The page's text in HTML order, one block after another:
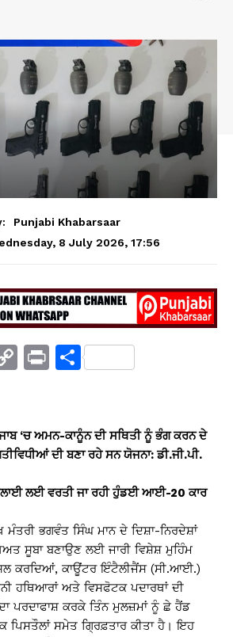
Punjabi Khabarsaar
8 July 2026, 17:56
C
y
Li
n
Pr S
e
‘ਚ ਅਮਨ-ਕਾਨੂੰਨ ਦੀ ਸਥਿਤੀ ਨੂੰ ਭੰਗ ਕਰਨ ਦੇ
ਦੀ ਬਣਾ ਰਹੇ ਸਨ ਯੋਜਨਾ: ਡੀ.ਜੀ.ਪੀ.
ਲਈ ਵਰਤੀ ਜਾ ਰਹੀ ਹੁੰਡਈ ਆਈ-20 ਕਾਰ
ਮੰਤਰੀ ਭਗਵੰਤ ਸਿੰਘ ਮਾਨ ਦੇ ਦਿਸ਼ਾ-ਨਿਰਦੇਸ਼ਾਂ
ਸੂਬਾ ਬਣਾਉਣ ਲਈ ਜਾਰੀ ਵਿਸ਼ੇਸ਼ ਮੁਹਿੰਮ
ਕਰਦਿਆਂ, ਕਾਊਂਟਰ ਇੰਟੈਲੀਜੈਂਸ (ਸੀ.ਆਈ.)
ਹਥਿਆਰਾਂ ਅਤੇ ਵਿਸਫੋਟਕ ਪਦਾਰਥਾਂ ਦੀ
ਪਰਦਾਫਾਸ਼ ਕਰਕੇ ਤਿੰਨ ਮੁਲਜ਼ਮਾਂ ਨੂੰ ਛੇ ਹੈਂਡ
ਪਿਸਤੌਲਾਂ ਸਮੇਤ ਗ੍ਰਿਫ਼ਤਾਰ ਕੀਤਾ ਹੈ। ਇਹ